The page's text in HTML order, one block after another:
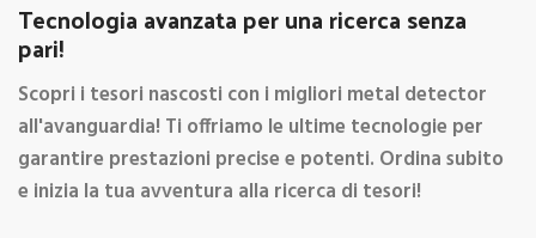
Tecnologia avanzata per una ricerca senza
pari!
Scopri i tesori nascosti con i migliori metal detector
all'avanguardia! Ti offriamo le ultime tecnologie per
garantire prestazioni precise e potenti. Ordina subito
e inizia la tua avventura alla ricerca di tesori!